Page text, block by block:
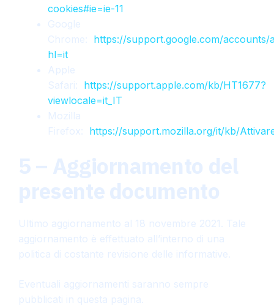
cookies#ie=ie-11
Google
Chrome: https://support.google.com/accounts/
hl=it
Apple
Safari: https://support.apple.com/kb/HT1677?
viewlocale=it_IT
Mozilla
Firefox: https://support.mozilla.org/it/kb/
5 – Aggiornamento del
presente documento
Ultimo aggiornamento al 18 novembre 2021. Tale
aggiornamento è effettuato all’interno di una
politica di costante revisione delle informative.
Eventuali aggiornamenti saranno sempre
pubblicati in questa pagina.